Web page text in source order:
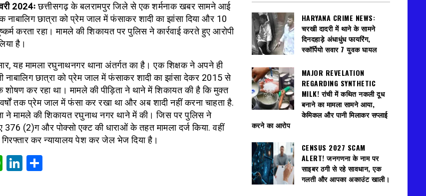
2024ःछत्तीसगढ़ के बलरामपुर जिले से एक शर्मनाक खबर सामने आई
नाबालिग छात्रा को प्रेम जाल में फंसाकर शादी का झांसा दिया और 10
करता रहा। मामले की शिकायत पर पुलिस ने कार्रवाई करते हुए आरोपी
है।
यह मामला रघुनाथनगर थाना अंतर्गत का है। एक शिक्षक ने अपने ही
नाबालिग छात्रा को प्रेम जाल में फंसाकर शादी का झांसा देकर 2015 से
शोषण कर रहा था। मामले की पीड़िता ने थाने में शिकायत की है कि मुक्त
तक प्रेम जाल में फंसा कर रखा था और अब शादी नहीं करना चाहता है.
ने मामले की शिकायत रघुनाथ नगर थाने में की। जिस पर पुलिस ने
376 (2)ग और पोक्सो एक्ट की धाराओं के तहत मामला दर्ज किया. वहीं
गिरफ्तार कर न्यायालय पेश कर जेल भेज दिया है।
WhatsApp
LinkedIn
Share
HARYANA CRIME NEWS:
चरखी दादरी में थाने के सामने
दिनदहाड़े अंधाधुंध फायरिंग,
स्कॉर्पियो सवार 7 युवक घायल
MAJOR REVELATION
REGARDING SYNTHETIC
MILK! रांची में कथित नकली दूध
बनाने का मामला सामने आया,
केमिकल और पानी मिलाकर सप्लाई
करने का आरोप
CENSUS 2027 SCAM
ALERT! जनगणना के नाम पर
साइबर ठगी से रहे सावधान, एक
गलती और आपका अकाउंट खाली।